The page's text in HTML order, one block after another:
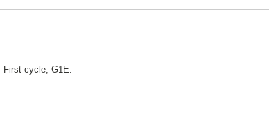
First cycle, G1E.